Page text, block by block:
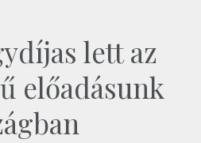
lett az
előadásunk